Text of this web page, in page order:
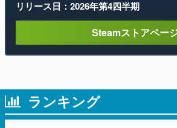
ランキング
1
「タバコを止められ
深夜枠アニメ」に
見。違法薬物の使用